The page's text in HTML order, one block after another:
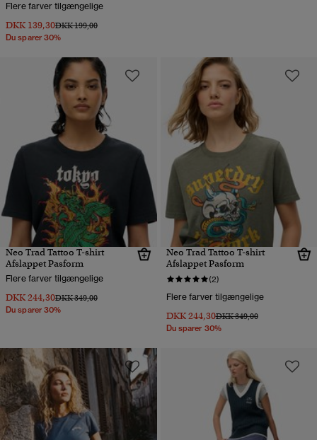
Flere farver tilgængelige
DKK 139,30Pris nedsat fra
DKK 199,00til
Du sparer 30%
Neo Trad Tattoo T-shirt
Afslappet Pasform
Flere farver tilgængelige
DKK 244,30Pris nedsat fra
DKK 349,00til
Du sparer 30%
Neo Trad Tattoo T-shirt
Afslappet Pasform
(2)
Flere farver tilgængelige
DKK 244,30Pris nedsat fra
DKK 349,00til
Du sparer 30%